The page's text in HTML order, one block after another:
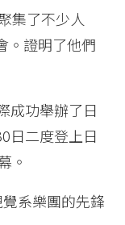
集了不少人
。證明了他們
成功舉辦了日
日二度登上日
。
系樂團的先鋒